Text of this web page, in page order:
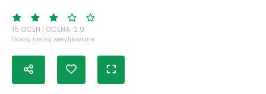
15 OCEN | OCENA: 2.9
Oceny nie są weryfikowane